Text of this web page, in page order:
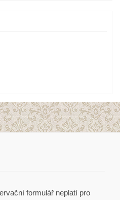
formulář neplatí pro